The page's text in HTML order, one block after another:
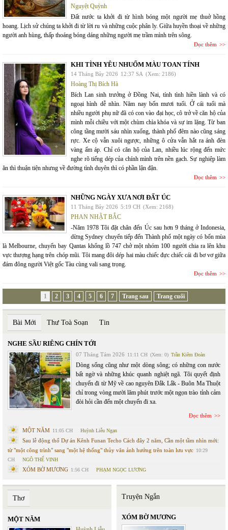
Nguyệt Quỳnh
Đất nước ta khởi đi từ hình bóng một người mẹ thuở hồng
hoang. Lịch sử chúng ta khởi đi từ lời ru và những cuộc phân ly. Giữa huyền thoại về những
người anh hùng, thấp thoáng bóng dáng những người mẹ trầm mình trên sông.
Đọc thêm
KHI TÌNH YÊU NHUỐM MÀU TOAN TÍNH
14 Tháng Bảy 2026 12:37 SA (Xem: 2186)
Hoàng Thị Bích Hà
Bích Lan sinh trưởng ở Đồng Nai, tính tình hiền lành và có
ngoại hình dễ nhìn. Năm nay bốn mươi tuổi. Ở cái tuổi mà
nhiều người phụ nữ đã có con vào đại học, cô trở về căn hộ của
mình mỗi chiều với một chùm chìa khóa và sự im lặng. Từ ban
công tầng mười sáu nhìn xuống, thành phố đêm nào cũng sáng
rực. Xe cộ vẫn xuôi ngược, những ô cửa vẫn hắt ra ánh đèn
vàng ấm áp. Chỉ có căn hộ của Lan, nhiều lúc rộng đến mức
nghe rõ tiếng dép của chính mình trên nền gạch. Sự nghiệp làm
ăn thì thuận tiện nhưng về đường tình duyên thì có phần lận đận.
Đọc thêm
NHỮNG NGÀY XƯA NƠI ĐẤT ÚC
11 Tháng Bảy 2026 5:19 CH (Xem: 2168)
PHAN NHẬT BẮC
-Năm 1978 Tôi đặt chân đến Úc sau hơn 9 tháng ở Indonesia,
dừng Sydney chuyển tiếp đến Thành phố một ngày có bốn mùa
là Melbourne, chuyến bay Qantas khổng lồ 747 chở một nhóm 100 người chia ra lên khu
vực thượng hạng trên chóp mũi. Tôi mang đôi dép hai màu chiếc đực chiếc cái đi bơ vơ giữa
đám đông người Việt gốc Tàu cùng vali sang trọng.
Đọc thêm
1 2 3 4 5 6 7 Trang sau Trang cuối
Bài Mới Thư Toà Soạn Tin
NGHE SẦU RIÊNG CHÍN TỚI
07 Tháng Tám 2026 11:11 CH (Xem: 0) Trần Kiêm Đoàn
Dòng sống cũng như một dòng sông; có những con nước
bất ngờ và những khúc quanh nghiệt ngã. Tôi quyết định
chuyến đi từ Mỹ về cao nguyên Đắk Lắk - Buôn Ma Thuột
chỉ trong vòng mười lăm phút trước một ngọn trào tỉnh cảm
đòi hỏi cần đến một chuyến đi xa.
Đọc thêm
MỘT NĂM 11:05 CH Huỳnh Liễu Ngạn
Sau lễ động thổ Dự án Kênh Funan Techo Cách đây 2 năm, Cần một tầm nhìn mới:
từ "một công trình" sang "một hệ thống" thủy văn ảnh hưởng trên toàn lưu vực 10:29
CH
NGÔ THẾ VINH
XÓM BỜ MƯƠNG 1:56 CH PHẠM NGỌC LƯƠNG
Thơ
MỘT NĂM
Truyện Ngắn
XÓM BỜ MƯƠNG